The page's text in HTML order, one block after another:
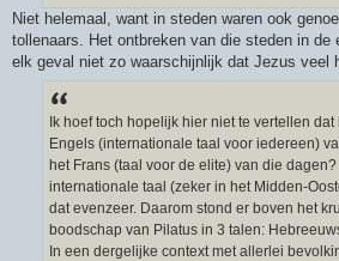
Niet helemaal, want in steden waren ook
tollenaars. Het ontbreken van die steden in de
elk geval niet zo waarschijnlijk dat Jezus veel
Ik hoef toch hopelijk hier niet te vertellen
Engels (internationale taal voor iedereen)
het Frans (taal voor de elite) van die
internationale taal (zeker in het Midden-
dat evenzeer. Daarom stond er boven het
boodschap van Pilatus in 3 talen:
In een dergelijke context met allerlei